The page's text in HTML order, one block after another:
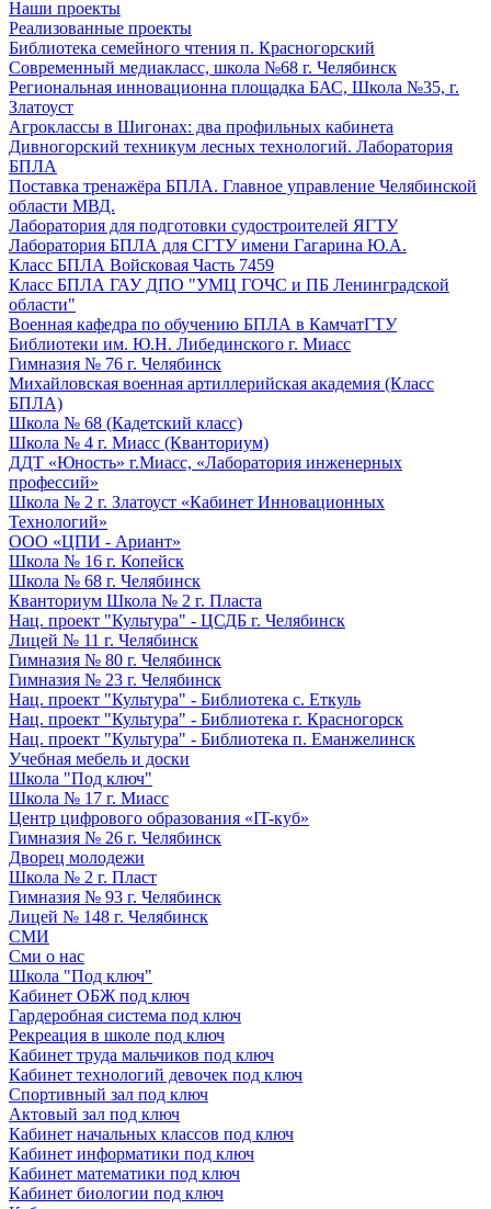
Наши проекты
Реализованные проекты
Библиотека семейного чтения п. Красногорский
Современный медиакласс, школа №68 г. Челябинск
Региональная инновационна площадка БАС, Школа №35, г.
Златоуст
Агроклассы в Шигонах: два профильных кабинета
Дивногорский техникум лесных технологий. Лаборатория
БПЛА
Поставка тренажёра БПЛА. Главное управление Челябинской
области МВД.
Лаборатория для подготовки судостроителей ЯГТУ
Лаборатория БПЛА для СГТУ имени Гагарина Ю.А.
Класс БПЛА Войсковая Часть 7459
Класс БПЛА ГАУ ДПО "УМЦ ГОЧС и ПБ Ленинградской
области"
Военная кафедра по обучению БПЛА в КамчатГТУ
Библиотеки им. Ю.Н. Либединского г. Миасс
Гимназия № 76 г. Челябинск
Михайловская военная артиллерийская академия (Класс
БПЛА)
Школа № 68 (Кадетский класс)
Школа № 4 г. Миасс (Кванториум)
ДДТ «Юность» г.Миасс, «Лаборатория инженерных
профессий»
Школа № 2 г. Златоуст «Кабинет Инновационных
Технологий»
ООО «ЦПИ - Ариант»
Школа № 16 г. Копейск
Школа № 68 г. Челябинск
Кванториум Школа № 2 г. Пласта
Нац. проект "Культура" - ЦСДБ г. Челябинск
Лицей № 11 г. Челябинск
Гимназия № 80 г. Челябинск
Гимназия № 23 г. Челябинск
Нац. проект "Культура" - Библиотека с. Еткуль
Нац. проект "Культура" - Библиотека г. Красногорск
Нац. проект "Культура" - Библиотека п. Еманжелинск
Учебная мебель и доски
Школа "Под ключ"
Школа № 17 г. Миасс
Центр цифрового образования «IT-куб»
Гимназия № 26 г. Челябинск
Дворец молодежи
Школа № 2 г. Пласт
Гимназия № 93 г. Челябинск
Лицей № 148 г. Челябинск
СМИ
Сми о нас
Школа "Под ключ"
Кабинет ОБЖ под ключ
Гардеробная система под ключ
Рекреация в школе под ключ
Кабинет труда мальчиков под ключ
Кабинет технологий девочек под ключ
Спортивный зал под ключ
Актовый зал под ключ
Кабинет начальных классов под ключ
Кабинет информатики под ключ
Кабинет математики под ключ
Кабинет биологии под ключ